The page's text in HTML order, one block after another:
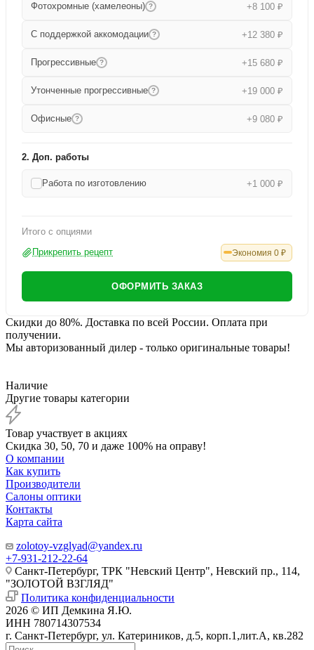
Фотохромные (хамелеоны) ? +8 100 ₽
С поддержкой аккомодации ? +12 380 ₽
Прогрессивные ? +15 680 ₽
Утонченные прогрессивные ? +19 000 ₽
Офисные ? +9 080 ₽
2. Доп. работы
Работа по изготовлению +1 000 ₽
Итого с опциями
Прикрепить рецепт Экономия 0 ₽
ОФОРМИТЬ ЗАКАЗ
Скидки до 80%. Доставка по всей России. Оплата при
получении.
Мы авторизованный дилер - только оригинальные товары!
Наличие
Другие товары категории
Товар участвует в акциях
Скидка 30, 50, 70 и даже 100% на оправу!
О компании
Как купить
Производители
Салоны оптики
Контакты
Карта сайта
zolotoy-vzglyad@yandex.ru
+7-931-212-22-64
Санкт-Петербург, ТРК "Невский Центр", Невский пр., 114,
"ЗОЛОТОЙ ВЗГЛЯД"
Политика конфиденциальности
2026 © ИП Демкина Я.Ю.
ИНН 780714307534
г. Санкт-Петербург, ул. Катериников, д.5, корп.1,лит.А, кв.282